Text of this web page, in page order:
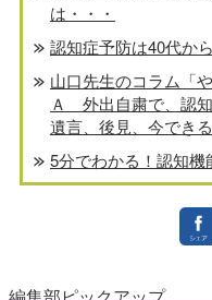
は・・・
認知症予防は40代か
山口先生のコラム「
Ａ 外出自粛で、認知
遺言、後見、今でき
5分でわかる！認知機